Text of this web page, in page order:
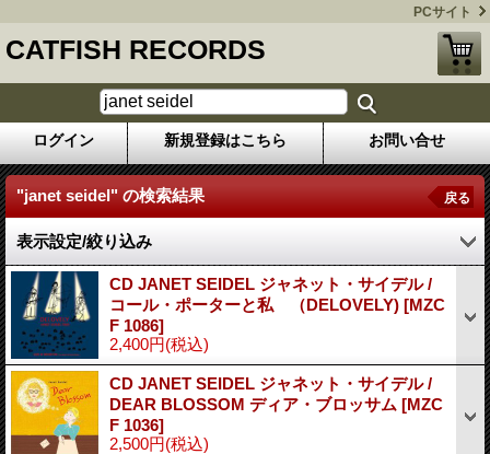
PCサイト
CATFISH RECORDS
ログイン 新規登録はこちら お問い合せ
"janet seidel" の検索結果 戻る
表示設定/絞り込み
CD JANET SEIDEL ジャネット・サイデル /
コール・ポーターと私 （DELOVELY) [MZC
F 1086]
2,400円(税込)
CD JANET SEIDEL ジャネット・サイデル /
DEAR BLOSSOM ディア・ブロッサム [MZC
F 1036]
2,500円(税込)